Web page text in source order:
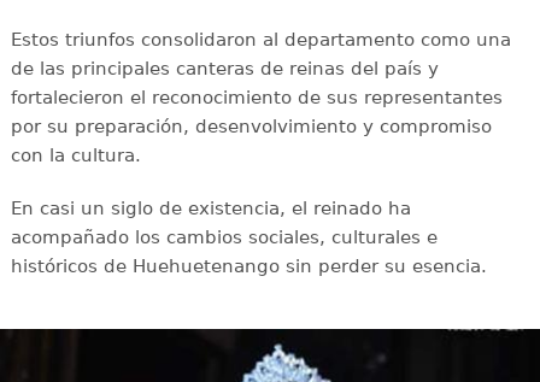
Estos triunfos consolidaron al departamento como una
de las principales canteras de reinas del país y
fortalecieron el reconocimiento de sus representantes
por su preparación, desenvolvimiento y compromiso
con la cultura.
En casi un siglo de existencia, el reinado ha
acompañado los cambios sociales, culturales e
históricos de Huehuetenango sin perder su esencia.